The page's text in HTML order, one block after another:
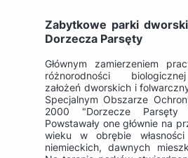
Zabytkowe parki
Dorzecza Parsęty
Głównym zamierzeniem
różnorodności
założeń dworskich i
Specjalnym Obszarze
2000 "Dorzecze Parsęty
Powstawały one głównie na
wieku w obrębie
niemieckich, dawnych